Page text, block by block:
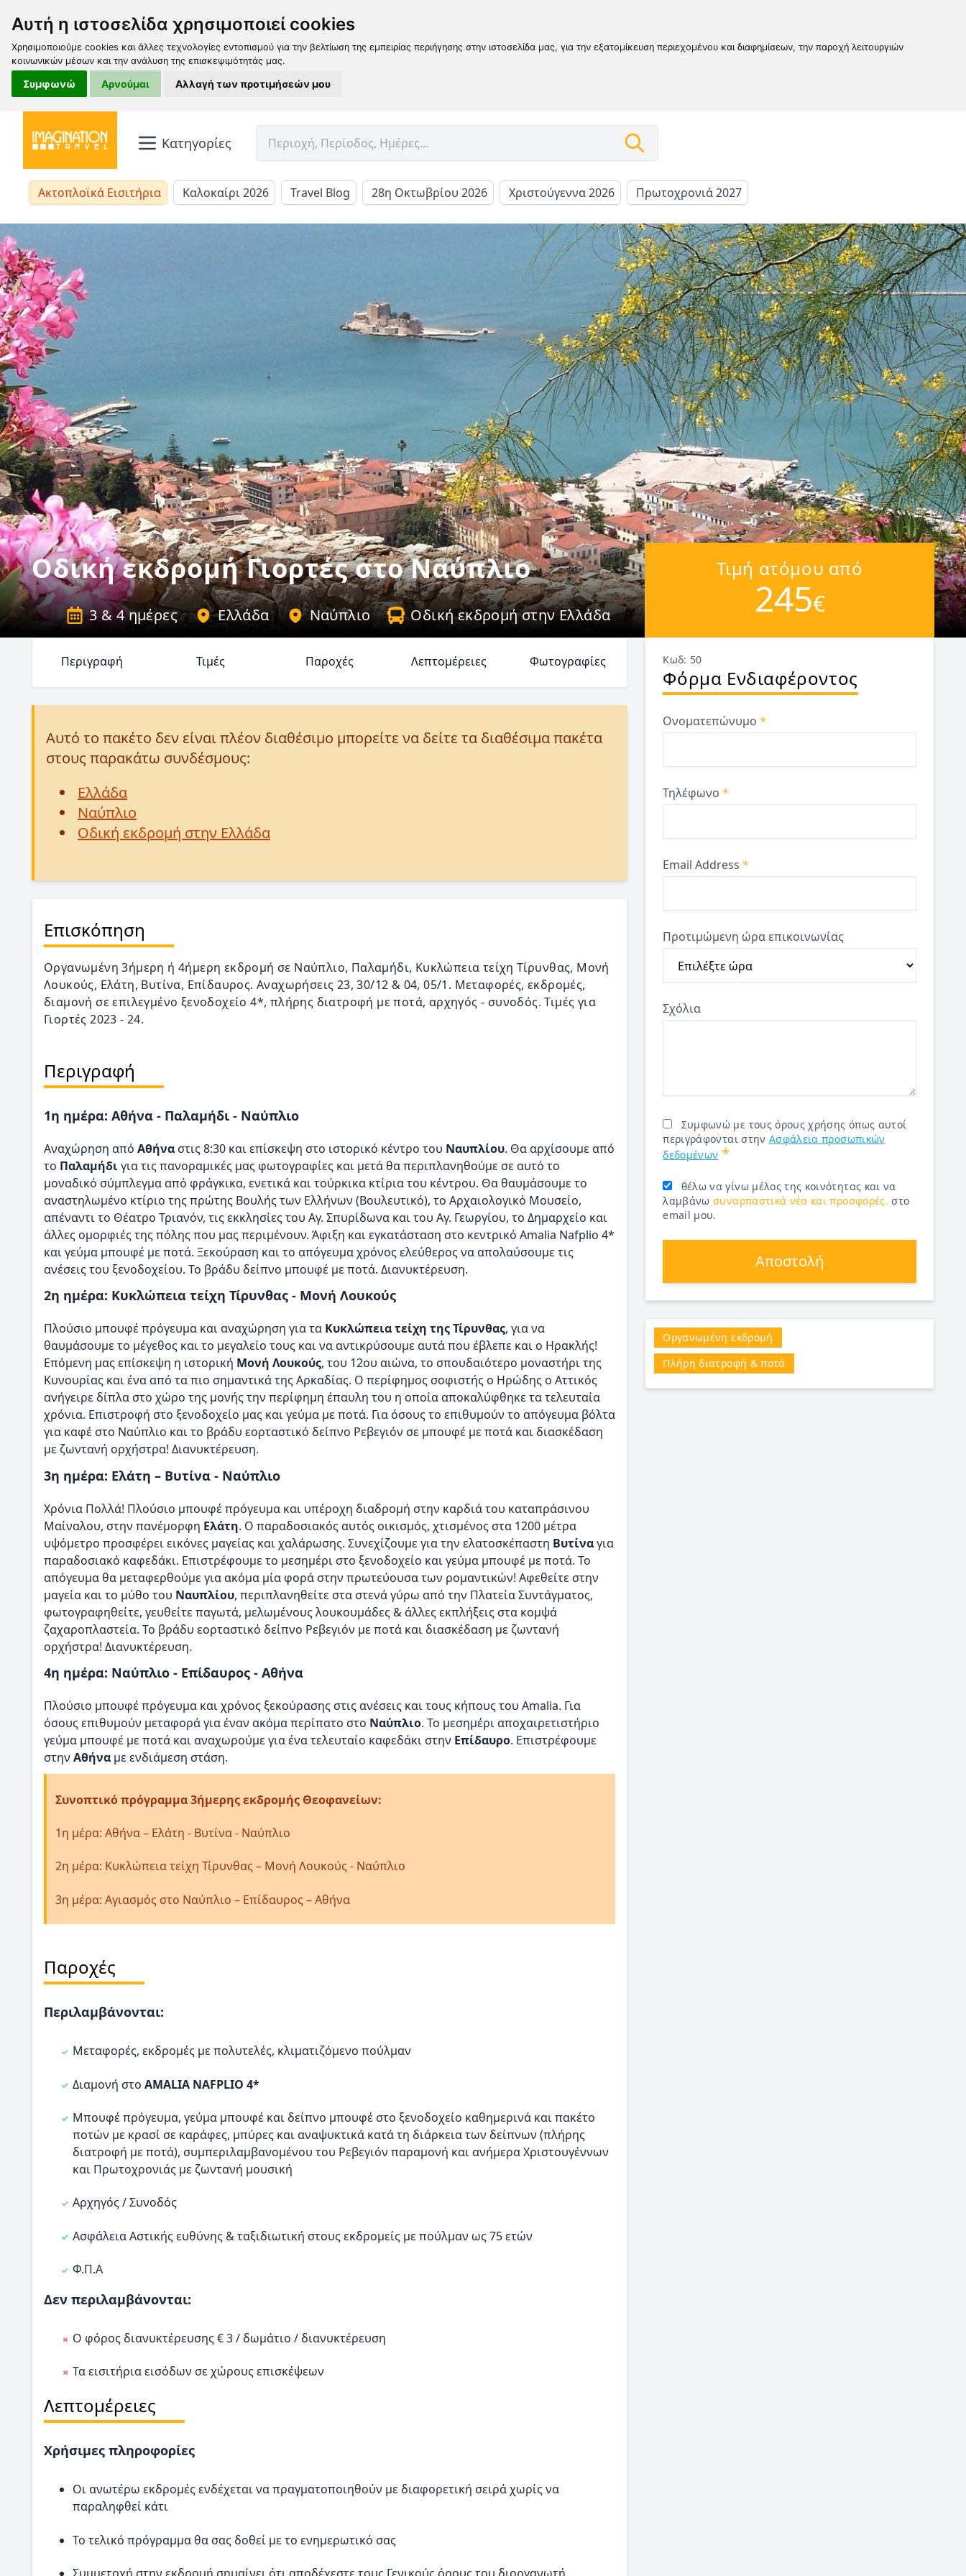
Αυτή η ιστοσελίδα χρησιμοποιεί cookies
Χρησιμοποιούμε cookies και άλλες τεχνολογίες εντοπισμού για την βελτίωση της εμπειρίας περιήγησης στην ιστοσελίδα μας, για την εξατομίκευση περιεχομένου και διαφημίσεων, την παροχή λειτουργιών
κοινωνικών μέσων και την ανάλυση της επισκεψιμότητάς μας.
Συμφωνώ Αρνούμαι Αλλαγή των προτιμήσεών μου
Κατηγορίες
Ακτοπλοϊκά Εισιτήρια Καλοκαίρι 2026 Travel Blog 28η Οκτωβρίου 2026 Χριστούγεννα 2026 Πρωτοχρονιά 2027
Οδική εκδρομή Γιορτές στο Ναύπλιο
3 & 4 ημέρες Ελλάδα Ναύπλιο Οδική εκδρομή στην Ελλάδα
Τιμή ατόμου από
245€
Περιγραφή Τιμές Παροχές Λεπτομέρειες Φωτογραφίες
Αυτό το πακέτο δεν είναι πλέον διαθέσιμο μπορείτε να δείτε τα διαθέσιμα πακέτα
στους παρακάτω συνδέσμους:
Ελλάδα
Ναύπλιο
Οδική εκδρομή στην Ελλάδα
Επισκόπηση
Οργανωμένη 3ήμερη ή 4ήμερη εκδρομή σε Ναύπλιο, Παλαμήδι, Κυκλώπεια τείχη Τίρυνθας, Μονή
Λουκούς, Ελάτη, Βυτίνα, Επίδαυρος. Αναχωρήσεις 23, 30/12 & 04, 05/1. Μεταφορές, εκδρομές,
διαμονή σε επιλεγμένο ξενοδοχείο 4*, πλήρης διατροφή με ποτά, αρχηγός - συνοδός. Τιμές για
Γιορτές 2023 - 24.
Περιγραφή
1η ημέρα: Αθήνα - Παλαμήδι - Ναύπλιο
Αναχώρηση από Αθήνα στις 8:30 και επίσκεψη στο ιστορικό κέντρο του Ναυπλίου. Θα αρχίσουμε από
το Παλαμήδιγια τις πανοραμικές μας φωτογραφίες και μετά θα περιπλανηθούμε σε αυτό το
μοναδικό σύμπλεγμα από φράγκικα, ενετικά και τούρκικα κτίρια του κέντρου. Θα θαυμάσουμε το
αναστηλωμένο κτίριο της πρώτης Βουλής των Ελλήνων (Βουλευτικό), το Αρχαιολογικό Μουσείο,
απέναντι το Θέατρο Τριανόν, τις εκκλησίες του Αγ. Σπυρίδωνα και του Αγ. Γεωργίου, το Δημαρχείο και
άλλες ομορφιές της πόλης που μας περιμένουν. Άφιξη και εγκατάσταση στο κεντρικό Amalia Nafplio 4*
και γεύμα μπουφέ με ποτά. Ξεκούραση και το απόγευμα χρόνος ελεύθερος να απολαύσουμε τις
ανέσεις του ξενοδοχείου. Το βράδυ δείπνο μπουφέ με ποτά. Διανυκτέρευση.
2η ημέρα: Κυκλώπεια τείχη Τίρυνθας - Μονή Λουκούς
Πλούσιο μπουφέ πρόγευμα και αναχώρηση για τα Κυκλώπεια τείχη της Τίρυνθας, για να
θαυμάσουμε το μέγεθος και το μεγαλείο τους και να αντικρύσουμε αυτά που έβλεπε και ο Ηρακλής!
Επόμενη μας επίσκεψη η ιστορική Μονή Λουκούς, του 12ου αιώνα, το σπουδαιότερο μοναστήρι της
Κυνουρίας και ένα από τα πιο σημαντικά της Αρκαδίας. Ο περίφημος σοφιστής ο Ηρώδης ο Αττικός
ανήγειρε δίπλα στο χώρο της μονής την περίφημη έπαυλη του η οποία αποκαλύφθηκε τα τελευταία
χρόνια. Επιστροφή στο ξενοδοχείο μας και γεύμα με ποτά. Για όσους το επιθυμούν το απόγευμα βόλτα
για καφέ στο Ναύπλιο και το βράδυ εορταστικό δείπνο Ρεβεγιόν σε μπουφέ με ποτά και διασκέδαση
με ζωντανή ορχήστρα! Διανυκτέρευση.
3η ημέρα: Ελάτη – Βυτίνα - Ναύπλιο
Χρόνια Πολλά! Πλούσιο μπουφέ πρόγευμα και υπέροχη διαδρομή στην καρδιά του καταπράσινου
Μαίναλου, στην πανέμορφη Ελάτη. Ο παραδοσιακός αυτός οικισμός, χτισμένος στα 1200 μέτρα
υψόμετρο προσφέρει εικόνες μαγείας και χαλάρωσης. Συνεχίζουμε για την ελατοσκέπαστη Βυτίναγια
παραδοσιακό καφεδάκι. Επιστρέφουμε το μεσημέρι στο ξενοδοχείο και γεύμα μπουφέ με ποτά. Το
απόγευμα θα μεταφερθούμε για ακόμα μία φορά στην πρωτεύουσα των ρομαντικών! Αφεθείτε στην
μαγεία και το μύθο του Ναυπλίου, περιπλανηθείτε στα στενά γύρω από την Πλατεία Συντάγματος,
φωτογραφηθείτε, γευθείτε παγωτά, μελωμένους λουκουμάδες & άλλες εκπλήξεις στα κομψά
ζαχαροπλαστεία. Το βράδυ εορταστικό δείπνο Ρεβεγιόν με ποτά και διασκέδαση με ζωντανή
ορχήστρα! Διανυκτέρευση.
4η ημέρα: Ναύπλιο - Επίδαυρος - Αθήνα
Πλούσιο μπουφέ πρόγευμα και χρόνος ξεκούρασης στις ανέσεις και τους κήπους του Amalia. Για
όσους επιθυμούν μεταφορά για έναν ακόμα περίπατο στο Ναύπλιο. Το μεσημέρι αποχαιρετιστήριο
γεύμα μπουφέ με ποτά και αναχωρούμε για ένα τελευταίο καφεδάκι στην Επίδαυρο. Επιστρέφουμε
στην Αθήνα με ενδιάμεση στάση.
Συνοπτικό πρόγραμμα 3ήμερης εκδρομής Θεοφανείων:
1η μέρα: Αθήνα – Ελάτη - Βυτίνα - Ναύπλιο
2η μέρα: Κυκλώπεια τείχη Τίρυνθας – Μονή Λουκούς - Ναύπλιο
3η μέρα: Αγιασμός στο Ναύπλιο – Επίδαυρος – Αθήνα
Παροχές
Περιλαμβάνονται:
Μεταφορές, εκδρομές με πολυτελές, κλιματιζόμενο πούλμαν
Διαμονή στο AMALIA NAFPLIO 4*
Μπουφέ πρόγευμα, γεύμα μπουφέ και δείπνο μπουφέ στο ξενοδοχείο καθημερινά και πακέτο
ποτών με κρασί σε καράφες, μπύρες και αναψυκτικά κατά τη διάρκεια των δείπνων (πλήρης
διατροφή με ποτά), συμπεριλαμβανομένου του Ρεβεγιόν παραμονή και ανήμερα Χριστουγέννων
και Πρωτοχρονιάς με ζωντανή μουσική
Αρχηγός / Συνοδός
Ασφάλεια Αστικής ευθύνης & ταξιδιωτική στους εκδρομείς με πούλμαν ως 75 ετών
Φ.Π.Α
Δεν περιλαμβάνονται:
O φόρος διανυκτέρευσης € 3 / δωμάτιο / διανυκτέρευση
Τα εισιτήρια εισόδων σε χώρους επισκέψεων
Λεπτομέρειες
Χρήσιμες πληροφορίες
Οι ανωτέρω εκδρομές ενδέχεται να πραγματοποιηθούν με διαφορετική σειρά χωρίς να
παραληφθεί κάτι
Το τελικό πρόγραμμα θα σας δοθεί με το ενημερωτικό σας
Κωδ: 50
Φόρμα Ενδιαφέροντος
Ονοματεπώνυμο*
Τηλέφωνο*
Email Address*
Προτιμώμενη ώρα επικοινωνίας
Σχόλια
Συμφωνώ με τους όρους χρήσης όπως αυτοί
περιγράφονται στην Ασφάλεια προσωπικών
δεδομένων *
θέλω να γίνω μέλος της κοινότητας και να
λαμβάνωσυναρπαστικά νέα και προσφορές. στο
email μου.
Αποστολή
Οργανωμένη εκδρομή
Πλήρη διατροφή & ποτά